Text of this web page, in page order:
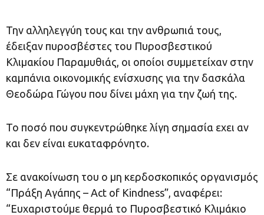
Την αλληλεγγύη τους και την ανθρωπιά τους,
έδειξαν πυροσβέστες του Πυροσβεστικού
Κλιμακίου Παραμυθιάς, οι οποίοι συμμετείχαν στην
καμπάνια οικονομικής ενίσχυσης για την δασκάλα
Θεοδώρα Γώγου που δίνει μάχη για την ζωή της.
Το ποσό που συγκεντρώθηκε λίγη σημασία εχει αν
και δεν είναι ευκαταφρόνητο.
Σε ανακοίνωση του ο μη κερδοσκοπικός οργανισμός
“Πράξη Αγάπης – Αct of Κindness”, αναφέρει:
“Ευχαριστούμε θερμά το Πυροσβεστικό Κλιμάκιο